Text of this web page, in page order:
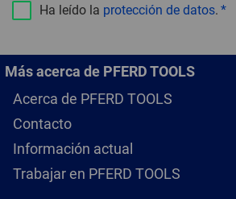
Ha leído la protección de datos.
Más acerca de PFERD TOOLS
Acerca de PFERD TOOLS
Contacto
Información actual
Trabajar en PFERD TOOLS